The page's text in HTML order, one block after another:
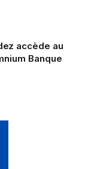
accède au
Banque